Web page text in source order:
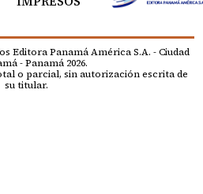
Editora Panamá América S.A. - Ciudad
- Panamá 2026.
o parcial, sin autorización escrita de
su titular.